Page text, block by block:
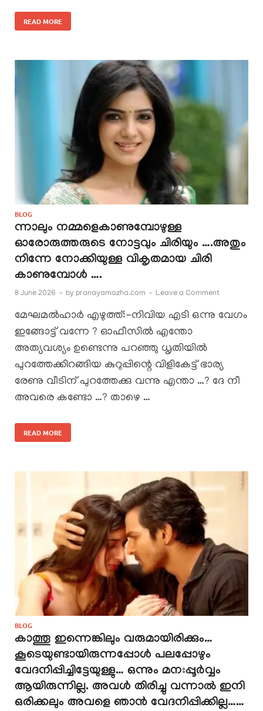
READ MORE
BLOG
ന്നാലും നമ്മളെകാണുമ്പോഴുള്ള
ഓരോരുത്തരുടെ നോട്ടവും ചിരിയും ….അതും
നിന്നേ നോക്കിയുള്ള വികൃതമായ ചിരി
കാണുമ്പോൾ ….
8 June 2026 - by pranayamazha.com - Leave a Comment
മേഘമൽഹാർ എഴുത്ത്:-നിവിയ എടി ഒന്നു വേഗം
ഇങ്ങോട്ട് വന്നേ ? ഓഫീസിൽ എന്തോ
അത്യവശ്യം ഉണ്ടെന്നു പറഞ്ഞു ധൃതിയിൽ
പുറത്തേക്കിറങ്ങിയ കുറുപ്പിന്റെ വിളികേട്ട് ഭാര്യ
രേണു വീടിന് പുറത്തേക്കു വന്നു എന്താ …? ദേ നീ
അവരെ കണ്ടോ …? താഴെ …
READ MORE
BLOG
കാത്തൂ ഇന്നെങ്കിലും വരുമായിരിക്കും…
കൂടെയുണ്ടായിരുന്നപ്പോൾ പലപ്പോഴും
വേദനിപ്പിച്ചിട്ടേയുള്ളു… ഒന്നും മനഃപ്പൂർവ്വം
ആയിരുന്നില്ല. അവൾ തിരിച്ചു വന്നാൽ ഇനി
ഒരിക്കലും അവളെ ഞാൻ വേദനിപ്പിക്കില്ല……